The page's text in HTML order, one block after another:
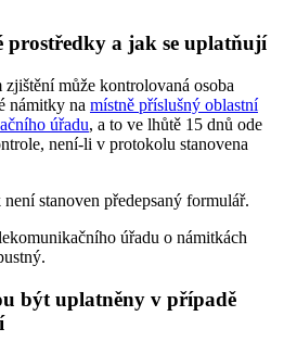
prostředky a jak se uplatňují
může kontrolovaná osoba
námitky na místně příslušný oblastní
úřadu, a to ve lhůtě 15 dnů ode
není-li v protokolu stanovena
stanoven předepsaný formulář.
úřadu o námitkách
být uplatněny v případě